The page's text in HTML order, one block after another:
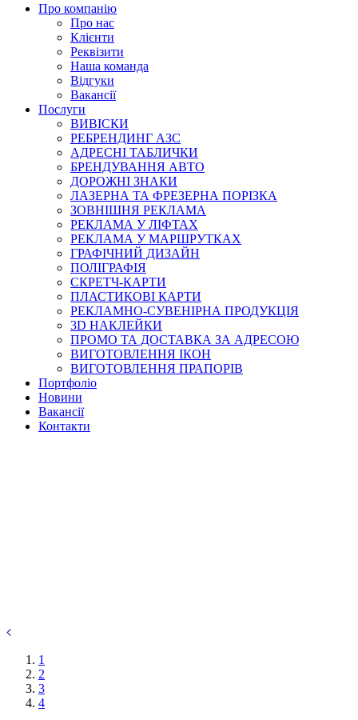
Про компанію
Про нас
Клієнти
Реквізити
Наша команда
Відгуки
Вакансії
Послуги
ВИВІСКИ
РЕБРЕНДИНГ АЗС
АДРЕСНІ ТАБЛИЧКИ
БРЕНДУВАННЯ АВТО
ДОРОЖНІ ЗНАКИ
ЛАЗЕРНА ТА ФРЕЗЕРНА ПОРІЗКА
ЗОВНІШНЯ РЕКЛАМА
РЕКЛАМА У ЛІФТАХ
РЕКЛАМА У МАРШРУТКАХ
ГРАФІЧНИЙ ДИЗАЙН
ПОЛІГРАФІЯ
СКРЕТЧ-КАРТИ
ПЛАСТИКОВІ КАРТИ
РЕКЛАМНО-СУВЕНІРНА ПРОДУКЦІЯ
3D НАКЛЕЙКИ
ПРОМО ТА ДОСТАВКА ЗА АДРЕСОЮ
ВИГОТОВЛЕННЯ ІКОН
ВИГОТОВЛЕННЯ ПРАПОРІВ
Портфоліо
Новини
Вакансії
Контакти
1
2
3
4